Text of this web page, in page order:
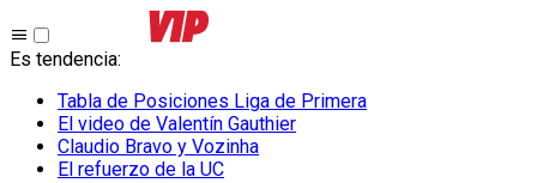
Es tendencia:
Tabla de Posiciones Liga de Primera
El video de Valentín Gauthier
Claudio Bravo y Vozinha
El refuerzo de la UC